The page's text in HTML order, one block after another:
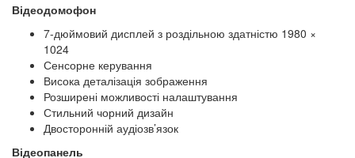
Відеодомофон
7-дюймовий дисплей з роздільною здатністю 1980 ×
1024
Сенсорне керування
Висока деталізація зображення
Розширені можливості налаштування
Стильний чорний дизайн
Двосторонній аудіозв’язок
Відеопанель